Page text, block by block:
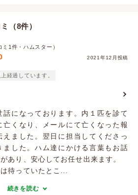
（8件）
1件・ハムスター）
2021年12月投稿
経過しています。
話になっております。内１匹を診て
亡くなり、メールにて亡くなった報
ました。翌日に担当してくださっ
ました。ハム達にかける言葉もお話
あり、安心してお任せ出来ます。
待っていたとこ...
続きを読む